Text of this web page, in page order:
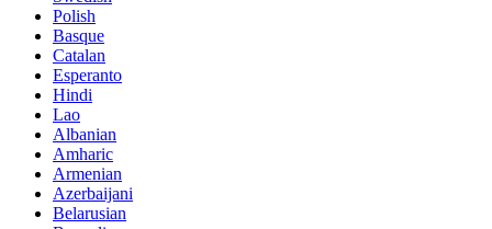
Polish
Basque
Catalan
Esperanto
Hindi
Lao
Albanian
Amharic
Armenian
Azerbaijani
Belarusian